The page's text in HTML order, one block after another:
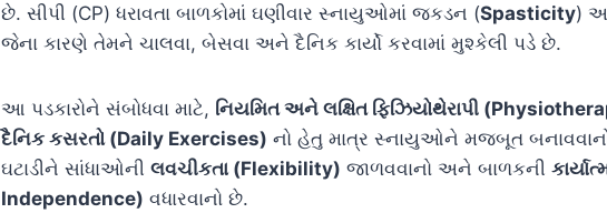
છે. સીપી (CP) ધરાવતા બાળકોમાં ઘણીવાર સ્નાયુઓમાં જકડન (Spasticity)
જેના કારણે તેમને ચાલવા, બેસવા અને દૈનિક કાર્યો કરવામાં મુશ્કેલી પડે છે.
આ પડકારોને સંબોધવા માટે, નિયમિત અને લક્ષિત ફિઝિયોથેરાપી
દૈનિક કસરતો (Daily Exercises) નો હેતુ માત્ર સ્નાયુઓને મજબૂત
ઘટાડીને સાંધાઓની લવચીકતા (Flexibility) જાળવવાનો અને બાળકની
Independence) વધારવાનો છે.